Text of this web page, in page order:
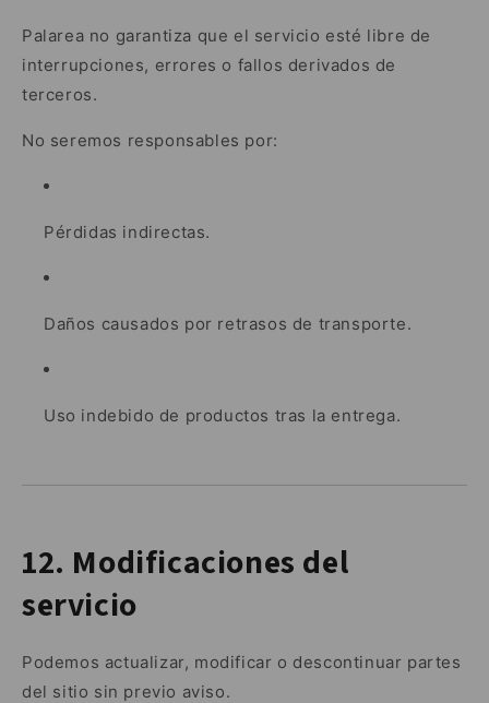
Palarea no garantiza que el servicio esté libre de
interrupciones, errores o fallos derivados de
terceros.
No seremos responsables por:
Pérdidas indirectas.
Daños causados por retrasos de transporte.
Uso indebido de productos tras la entrega.
12. Modificaciones del
servicio
Podemos actualizar, modificar o descontinuar partes
del sitio sin previo aviso.